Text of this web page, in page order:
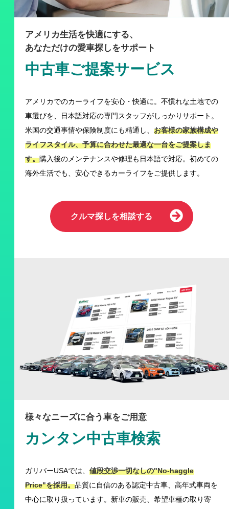
アメリカ生活を快適にする、
あなただけの愛車探しをサポート
中古車ご提案サービス
アメリカでのカーライフを安心・快適に。不慣れな土地での
車選びを、日本語対応の専門スタッフがしっかりサポート。
米国の交通事情や保険制度にも精通し、 お客様の家族構成や
ライフスタイル、予算に合わせた最適な一台をご提案しま
す。購入後のメンテナンスや修理も日本語で対応。初めての
海外生活でも、安心できるカーライフをご提供します。
クルマ探しを相談する
様々なニーズに合う車をご用意
カンタン中古車検索
ガリバーUSAでは、 値段交渉一切なしの"No-haggle
Price"を採用。品質に自信のある認定中古車、高年式車両を
中心に取り扱っています。新車の販売、希望車種の取り寄